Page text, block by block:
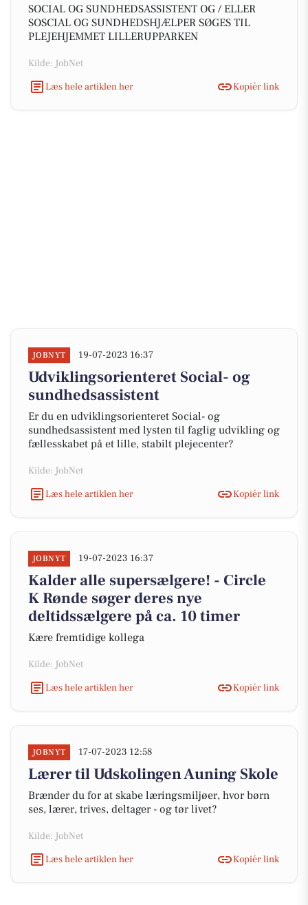
SOCIAL OG SUNDHEDSASSISTENT OG / ELLER
SOSCIAL OG SUNDHEDSHJÆLPER SØGES TIL
PLEJEHJEMMET LILLERUPPARKEN
Kilde: JobNet
Læs hele artiklen her
Kopiér link
JOBNYT 19-07-2023 16:37
Udviklingsorienteret Social- og
sundhedsassistent
Er du en udviklingsorienteret Social- og
sundhedsassistent med lysten til faglig udvikling og
fællesskabet på et lille, stabilt plejecenter?
Kilde: JobNet
Læs hele artiklen her
Kopiér link
JOBNYT 19-07-2023 16:37
Kalder alle supersælgere! - Circle
K Rønde søger deres nye
deltidssælgere på ca. 10 timer
Kære fremtidige kollega
Kilde: JobNet
Læs hele artiklen her
Kopiér link
JOBNYT 17-07-2023 12:58
Lærer til Udskolingen Auning Skole
Brænder du for at skabe læringsmiljøer, hvor børn
ses, lærer, trives, deltager - og tør livet?
Kilde: JobNet
Læs hele artiklen her
Kopiér link